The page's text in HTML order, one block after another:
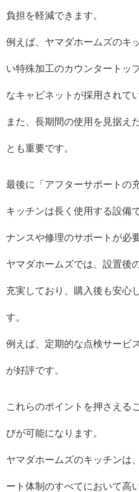
負担を軽減できます。
例えば、ヤマダホームズのキ
い特殊加工のカウンタートッ
なキャビネットが採用されて
また、長期間の使用を見据え
とも重要です。
最後に「アフターサポートの
キッチンは長く使用する設備
ナンスや修理のサポートが必
ヤマダホームズでは、設置後
充実しており、購入後も安心
す。
例えば、定期的な点検サービ
が好評です。
これらのポイントを押さえる
びが可能になります。
ヤマダホームズのキッチンは
ート体制のすべてにおいて高